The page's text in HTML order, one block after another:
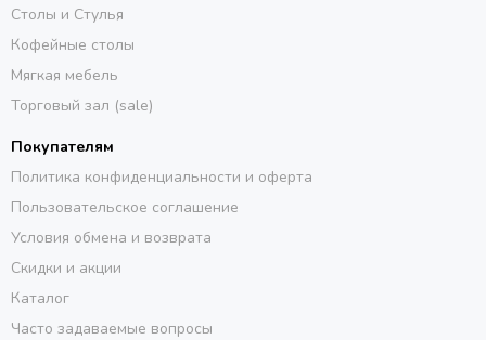
Столы и Стулья
Кофейные столы
Мягкая мебель
Торговый зал (sale)
Покупателям
Политика конфиденциальности и оферта
Пользовательское соглашение
Условия обмена и возврата
Скидки и акции
Каталог
Часто задаваемые вопросы